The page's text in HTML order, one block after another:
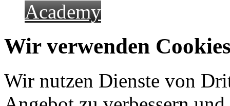
Academy
Wir verwenden
Wir nutzen Dienste von